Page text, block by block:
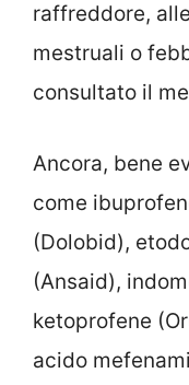
raffreddore,
mestruali o
consultato il
Ancora, bene
come
(Dolobid),
(Ansaid),
ketoprofene
acido